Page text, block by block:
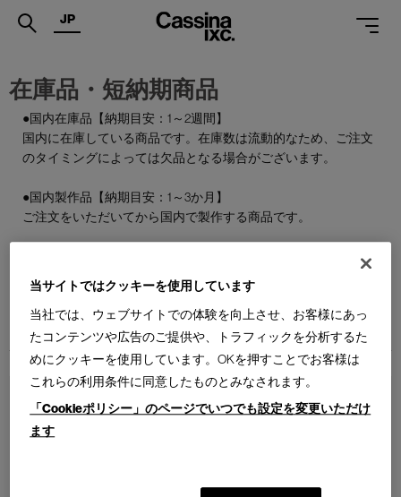
.
SERVICES
MAGAZINE
SHOPS
PROFESSIONAL
ONLINE STORE お問合せ
JP
在庫品・短納期商品
●国内在庫品【納期目安：1～2週間】
国内に在庫している商品です。在庫数は流動的なため、ご注文
のタイミングによっては欠品となる場合がございます。
●国内製作品【納期目安：1～3か月】
ご注文をいただいてから国内で製作する商品です。
通常はお届けまで約6か月を要する輸入商品の一部を、期間限
定で国内在庫としてご用意しております。数量限定のため、な
くなり次第終了となります。
当サイトではクッキーを使用しています
当社では、ウェブサイトでの体験を向上させ、お客様にあっ
たコンテンツや広告のご提供や、トラフィックを分析するた
めにクッキーを使用しています。OKを押すことでお客様は
これらの利用条件に同意したものとみなされます。
「Cookieポリシー」のページでいつでも設定を変更いただけ
ます